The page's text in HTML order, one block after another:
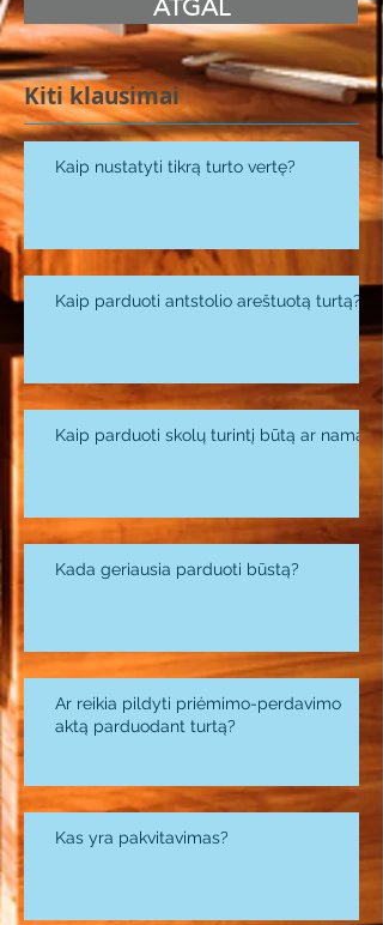
ATGAL
Kiti klausimai
Kaip nustatyti tikrą turto vertę?
Kaip parduoti antstolio areštuotą turtą?
Kaip parduoti skolų turintį būtą ar namą?
Kada geriausia parduoti būstą?
Ar reikia pildyti priėmimo-perdavimo
aktą parduodant turtą?
Kas yra pakvitavimas?